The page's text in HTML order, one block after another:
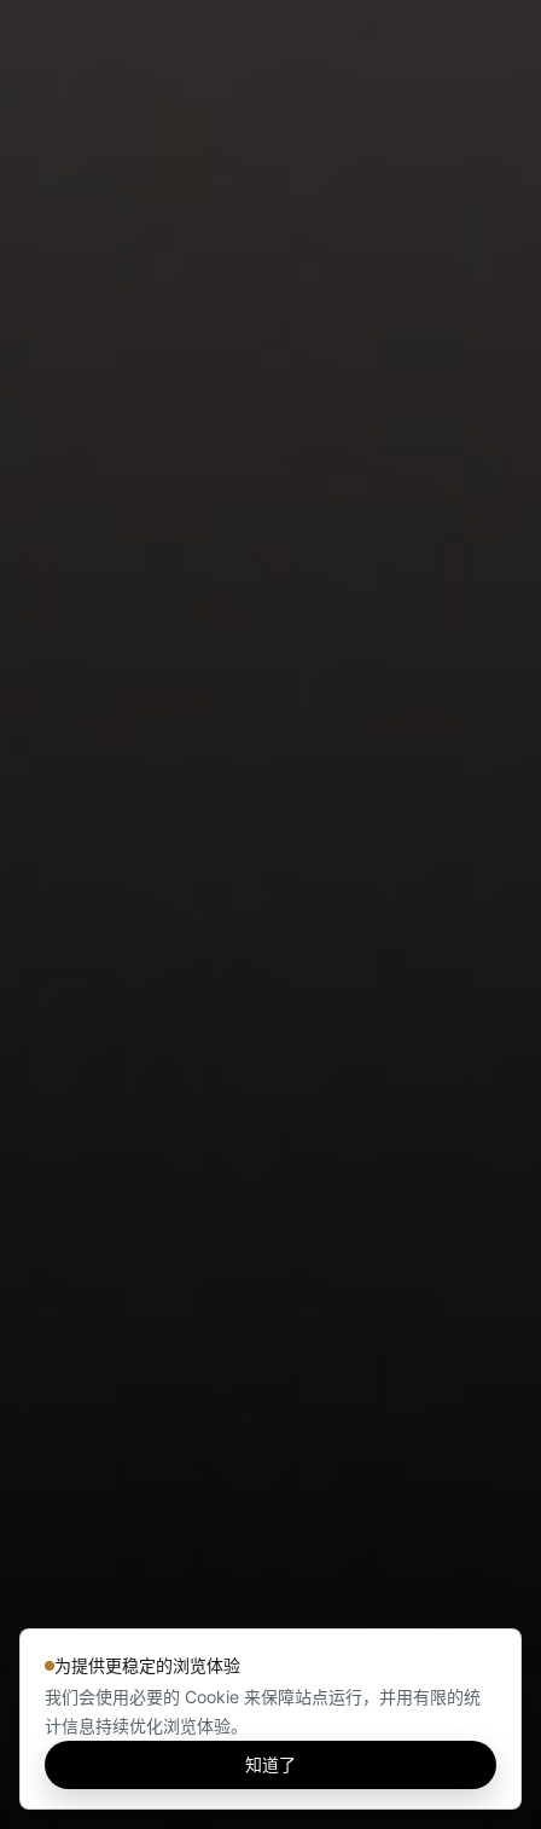
为提供更稳定的浏览体验
我们会使用必要的 Cookie 来保障站点运行，并用有限的统
计信息持续优化浏览体验。
知道了